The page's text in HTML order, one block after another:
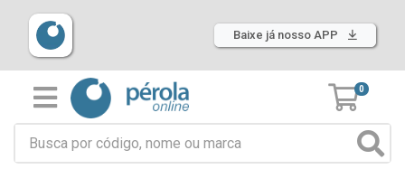
Baixe já nosso APP
0